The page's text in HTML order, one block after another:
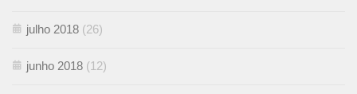
julho 2018 (26)
junho 2018 (12)